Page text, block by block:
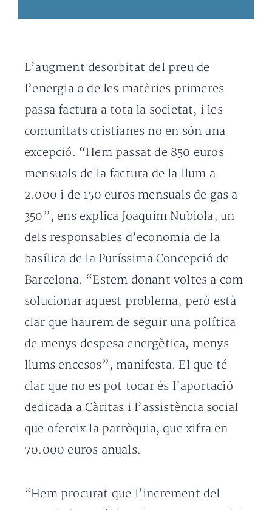
L’augment desorbitat del preu de
l’energia o de les matèries primeres
passa factura a tota la societat, i les
comunitats cristianes no en són una
excepció. “Hem passat de 850 euros
mensuals de la factura de la llum a
2.000 i de 150 euros mensuals de gas a
350”, ens explica Joaquim Nubiola, un
dels responsables d’economia de la
basílica de la Puríssima Concepció de
Barcelona. “Estem donant voltes a com
solucionar aquest problema, però està
clar que haurem de seguir una política
de menys despesa energètica, menys
llums encesos”, manifesta. El que té
clar que no es pot tocar és l’aportació
dedicada a Càritas i l’assistència social
que ofereix la parròquia, que xifra en
70.000 euros anuals.
“Hem procurat que l’increment del